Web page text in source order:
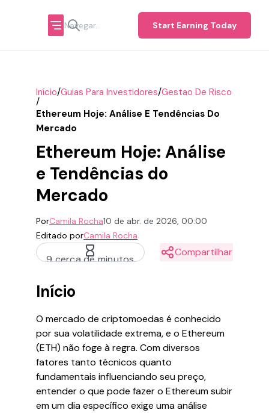
Start Earning Today
Início/Guias Para Investidores/Gestao De Risco
/
Ethereum Hoje: Análise E Tendências Do
Mercado
Ethereum Hoje: Análise
e Tendências do
Mercado
PorCamila Rocha10 de abr. de 2026, 00:00
Editado porCamila Rocha
9 cerca de minutos
Compartilhar
Início
O mercado de criptomoedas é conhecido
por sua volatilidade extrema, e o Ethereum
(ETH) não foge à regra. Com diversos
fatores tanto técnicos quanto
fundamentais influenciando seu preço,
entender o que pode fazer o Ethereum subir
em um dia específico exige uma análise